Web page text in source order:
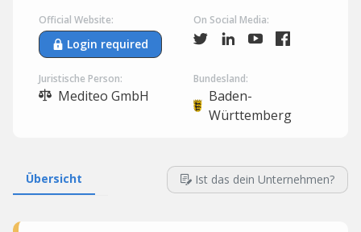
Official Website:
Login required
On Social Media:
Juristische Person:
Mediteo GmbH
Bundesland:
Baden-
Württemberg
Übersicht Ist das dein Unternehmen?